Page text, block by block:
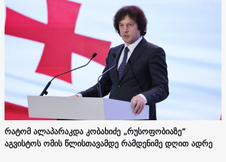
რატომ ალაპარაკდა კობახიძე „რუსოფობიაზე“
აგვისტოს ომის წლისთავამდე რამდენიმე დღით ადრე